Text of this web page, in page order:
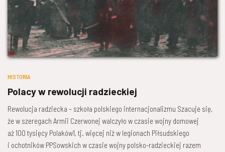
HISTORIA
Polacy w rewolucji radzieckiej
Rewolucja radziecka – szkoła polskiego internacjonalizmu Szacuje się,
że w szeregach Armii Czerwonej walczyło w czasie wojny domowej
aż 100 tysięcy Polaków1, tj. więcej niż w legionach Piłsudskiego
i ochotników PPSowskich w czasie wojny polsko-radzieckiej razem